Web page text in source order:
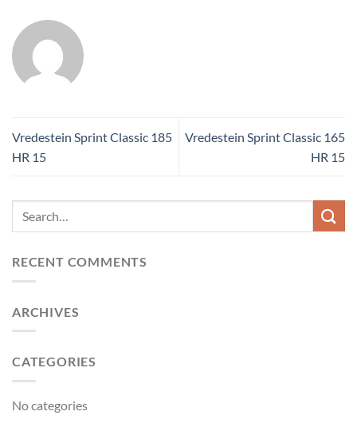
Vredestein Sprint Classic 185
HR 15
Vredestein Sprint Classic 165
HR 15
RECENT COMMENTS
ARCHIVES
CATEGORIES
No categories